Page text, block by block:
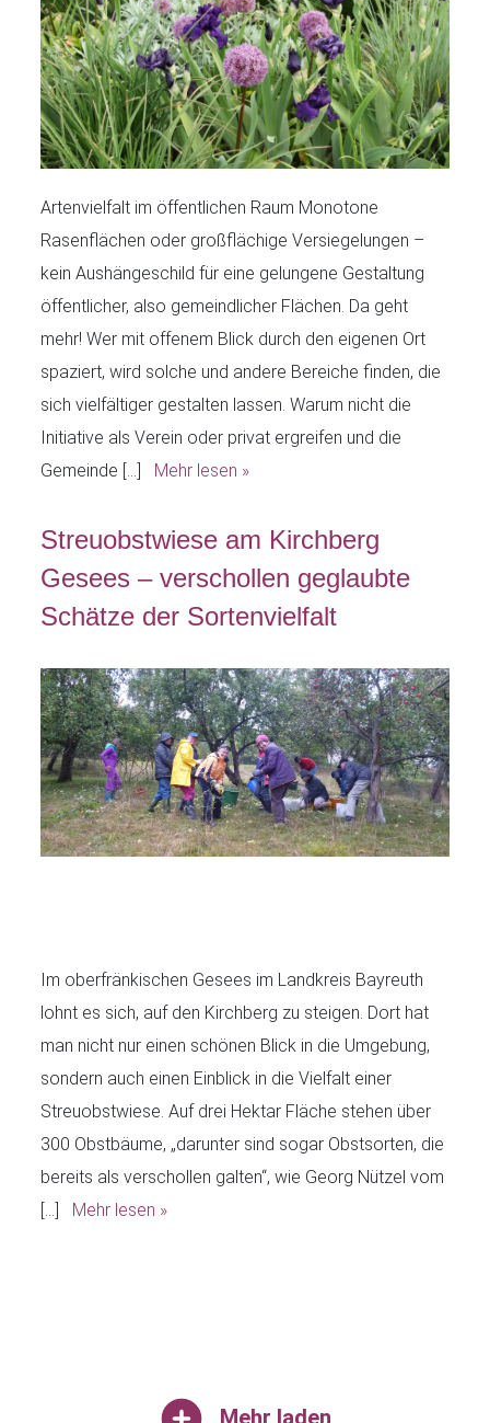
Artenvielfalt im öffentlichen Raum Monotone
Rasenflächen oder großflächige Versiegelungen –
kein Aushängeschild für eine gelungene Gestaltung
öffentlicher, also gemeindlicher Flächen. Da geht
mehr! Wer mit offenem Blick durch den eigenen Ort
spaziert, wird solche und andere Bereiche finden, die
sich vielfältiger gestalten lassen. Warum nicht die
Initiative als Verein oder privat ergreifen und die
Gemeinde […] Mehr lesen »
Streuobstwiese am Kirchberg
Gesees – verschollen geglaubte
Schätze der Sortenvielfalt
Im oberfränkischen Gesees im Landkreis Bayreuth
lohnt es sich, auf den Kirchberg zu steigen. Dort hat
man nicht nur einen schönen Blick in die Umgebung,
sondern auch einen Einblick in die Vielfalt einer
Streuobstwiese. Auf drei Hektar Fläche stehen über
300 Obstbäume, „darunter sind sogar Obstsorten, die
bereits als verschollen galten“, wie Georg Nützel vom
[…] Mehr lesen »
Mehr laden